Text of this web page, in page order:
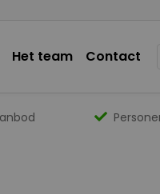
Het team Contact